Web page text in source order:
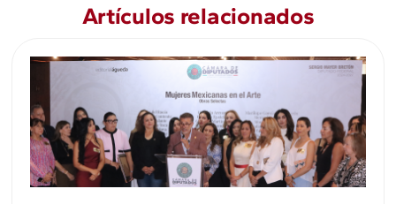
Artículos relacionados